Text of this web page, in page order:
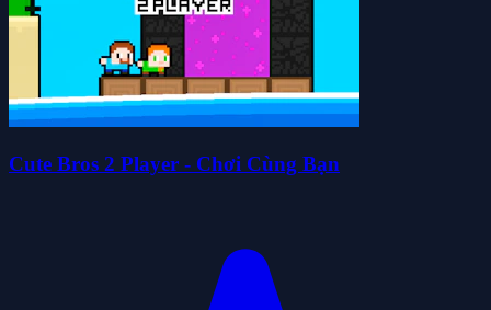
Cute Bros 2 Player - Chơi Cùng Bạn